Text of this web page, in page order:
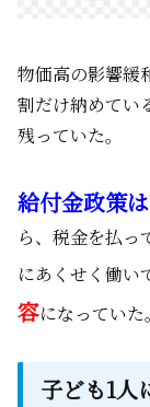
物価高の影響緩
割だけ納めてい
残っていた。
給付金政策
ら、税金を払っ
にあくせく働い
容になっていた。
子ども1人